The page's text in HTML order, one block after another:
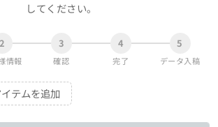
してください。
2
情報
3
確認
4
完了
5
データ入稿
テムを追加